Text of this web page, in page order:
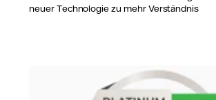
neuer Technologie zu mehr Verständnis